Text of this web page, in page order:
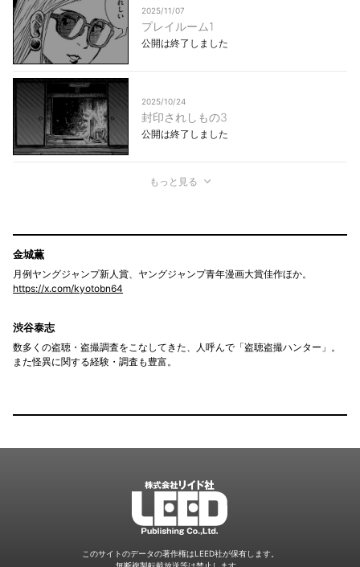
2025/11/07
プレイルーム1
公開は終了しました
2025/10/24
封印されしもの3
公開は終了しました
もっと見る
金城薫
月例ヤングジャンプ新人賞、ヤングジャンプ青年漫画大賞佳作ほか。
https://x.com/kyotobn64
渋谷泰志
数多くの盗聴・盗撮調査をこなしてきた、人呼んで「盗聴盗撮ハンター」。
また怪異に関する経験・調査も豊富。
LEED
このサイトのデータの著作権はLEED社が保有します。